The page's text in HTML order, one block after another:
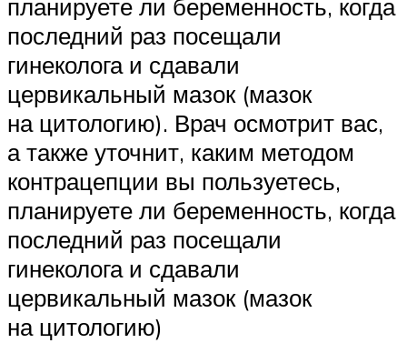
планируете ли беременность, когда
последний раз посещали
гинеколога и сдавали
цервикальный мазок (мазок
на цитологию). Врач осмотрит вас,
а также уточнит, каким методом
контрацепции вы пользуетесь,
планируете ли беременность, когда
последний раз посещали
гинеколога и сдавали
цервикальный мазок (мазок
на цитологию)